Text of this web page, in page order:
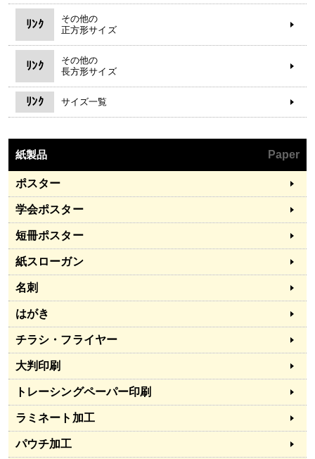
ﾘﾝｸ
その他の
正方形サイズ
ﾘﾝｸ
その他の
長方形サイズ
ﾘﾝｸ サイズ一覧
紙製品 Paper
ポスター
学会ポスター
短冊ポスター
紙スローガン
名刺
はがき
チラシ・フライヤー
大判印刷
トレーシングペーパー印刷
ラミネート加工
パウチ加工